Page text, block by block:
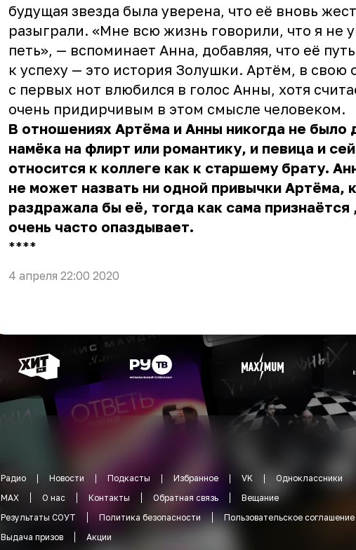
будущая звезда была уверена, что её вновь
разыграли. «Мне всю жизнь говорили, что я не
петь», — вспоминает Анна, добавляя, что её путь
к успеху — это история Золушки. Артём, в свою
с первых нот влюбился в голос Анны, хотя
очень придирчивым в этом смысле человеком.
В отношениях Артёма и Анны никогда не было
намёка на флирт или романтику, и певица и
относится к коллеге как к старшему брату.
не может назвать ни одной привычки Артёма,
раздражала бы её, тогда как сама признаётся
очень часто опаздывает.
** **
4 апреля 22:00 2020
Радио Новости Подкасты Избранное VK
Одноклассники
MAX
О нас Контакты Обратная связь
Вещание
Результаты СОУТ
Политика безопасности
Пользовательское соглашение
Выдача призов
Акции